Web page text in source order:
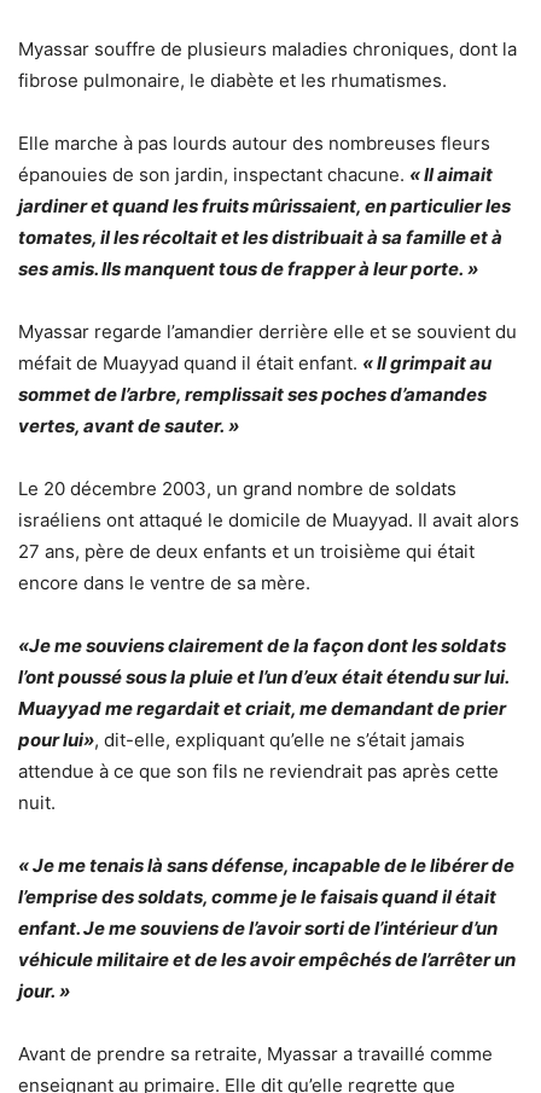
Myassar souffre de plusieurs maladies chroniques, dont la
fibrose pulmonaire, le diabète et les rhumatismes.
Elle marche à pas lourds autour des nombreuses fleurs
épanouies de son jardin, inspectant chacune. « Il aimait
jardiner et quand les fruits mûrissaient, en particulier les
tomates, il les récoltait et les distribuait à sa famille et à
ses amis. Ils manquent tous de frapper à leur porte. »
Myassar regarde l’amandier derrière elle et se souvient du
méfait de Muayyad quand il était enfant. « Il grimpait au
sommet de l’arbre, remplissait ses poches d’amandes
vertes, avant de sauter. »
Le 20 décembre 2003, un grand nombre de soldats
israéliens ont attaqué le domicile de Muayyad. Il avait alors
27 ans, père de deux enfants et un troisième qui était
encore dans le ventre de sa mère.
«Je me souviens clairement de la façon dont les soldats
l’ont poussé sous la pluie et l’un d’eux était étendu sur lui.
Muayyad me regardait et criait, me demandant de prier
pour lui», dit-elle, expliquant qu’elle ne s’était jamais
attendue à ce que son fils ne reviendrait pas après cette
nuit.
« Je me tenais là sans défense, incapable de le libérer de
l’emprise des soldats, comme je le faisais quand il était
enfant. Je me souviens de l’avoir sorti de l’intérieur d’un
véhicule militaire et de les avoir empêchés de l’arrêter un
jour. »
Avant de prendre sa retraite, Myassar a travaillé comme
enseignant au primaire. Elle dit qu’elle regrette que